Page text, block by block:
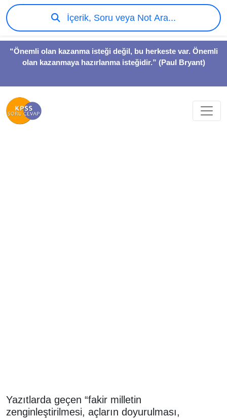
“Önemli olan kazanma isteği değil, bu herkeste var. Önemli
olan kazanmaya hazırlanma isteğidir.” (Paul Bryant)
İçerik, Soru veya Not Ara...
Yazıtlarda geçen “fakir milletin
zenginleştirilmesi, açların doyurulması,